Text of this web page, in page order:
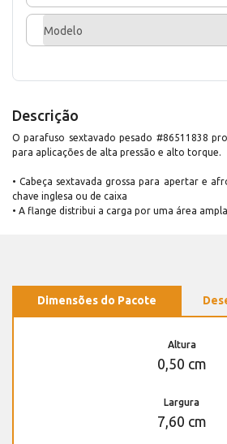
Modelo
Descrição
O parafuso sextavado pesado #86511838
para aplicações de alta pressão e alto torque.
• Cabeça sextavada grossa para apertar e
chave inglesa ou de caixa
• A flange distribui a carga por uma área
Dimensões do Pacote
Altura
0,50 cm
Largura
7,60 cm